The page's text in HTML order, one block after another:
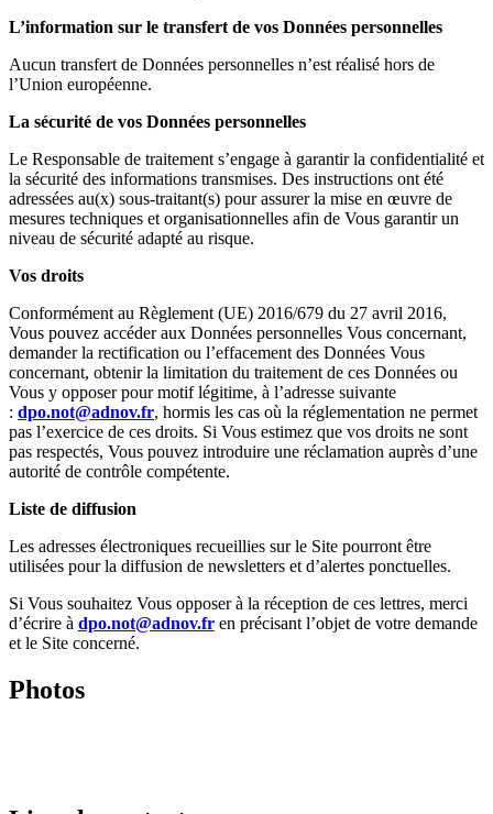
L’information sur le transfert de vos Données personnelles
Aucun transfert de Données personnelles n’est réalisé hors de
l’Union européenne.
La sécurité de vos Données personnelles
Le Responsable de traitement s’engage à garantir la confidentialité et
la sécurité des informations transmises. Des instructions ont été
adressées au(x) sous-traitant(s) pour assurer la mise en œuvre de
mesures techniques et organisationnelles afin de Vous garantir un
niveau de sécurité adapté au risque.
Vos droits
Conformément au Règlement (UE) 2016/679 du 27 avril 2016,
Vous pouvez accéder aux Données personnelles Vous concernant,
demander la rectification ou l’effacement des Données Vous
concernant, obtenir la limitation du traitement de ces Données ou
Vous y opposer pour motif légitime, à l’adresse suivante
: dpo.not@adnov.fr, hormis les cas où la réglementation ne permet
pas l’exercice de ces droits. Si Vous estimez que vos droits ne sont
pas respectés, Vous pouvez introduire une réclamation auprès d’une
autorité de contrôle compétente.
Liste de diffusion
Les adresses électroniques recueillies sur le Site pourront être
utilisées pour la diffusion de newsletters et d’alertes ponctuelles.
Si Vous souhaitez Vous opposer à la réception de ces lettres, merci
d’écrire à dpo.not@adnov.fr en précisant l’objet de votre demande
et le Site concerné.
Photos